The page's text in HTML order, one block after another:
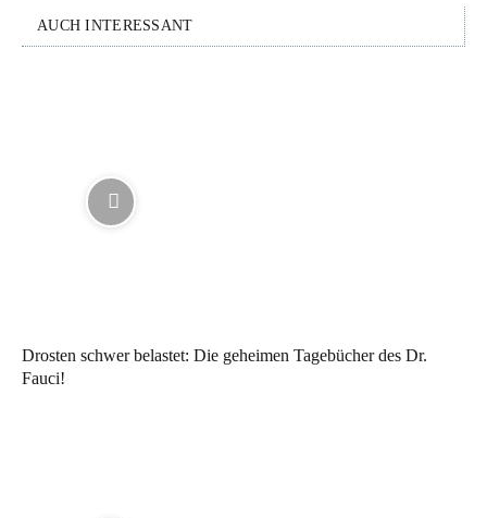
AUCH INTERESSANT
Drosten schwer belastet: Die geheimen Tagebücher des Dr.
Fauci!